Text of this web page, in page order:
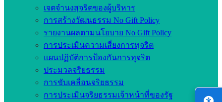
เจตจำนงสุจริตของผู้บริหาร
การสร้างวัฒนธรรม No Gift Policy
รายงานผลตามนโยบาย No Gift Policy
การประเมินความเสี่ยงการทุจริต
แผนปฏิบัติการป้องกันการทุจริต
ประมวลจริยธรรม
การขับเคลื่อนจริยธรรม
การประเมินจริยธรรมเจ้าหน้าที่ของรัฐ